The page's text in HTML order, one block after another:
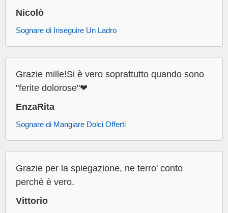
Nicolò
Sognare di Inseguire Un Ladro
Grazie mille!Si è vero soprattutto quando sono
"ferite dolorose"❤
EnzaRita
Sognare di Mangiare Dolci Offerti
Grazie per la spiegazione, ne terro' conto
perchè è vero.
Vittorio